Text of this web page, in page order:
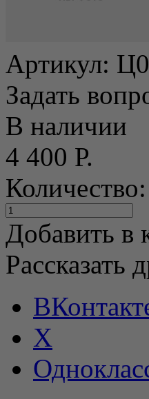
Артикул:
Задать
В наличии
4 400 Р.
Количество:
Добавить в
Рассказать
X